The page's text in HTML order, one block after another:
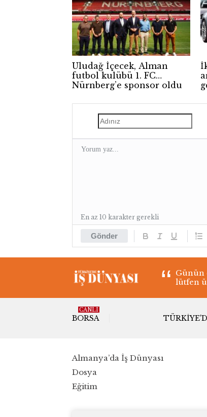
Uludağ İçecek, Alman
futbol kulübü 1. FC
Nürnberg’e sponsor oldu
Gönder
En az 10 karakter gerekli
Günün
lütfen
BORSA
CANLI
Almanya’da İş Dünyası
Dosya
Eğitim